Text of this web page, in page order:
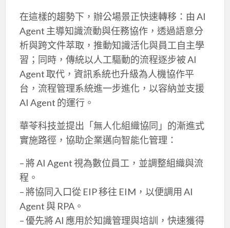
在這樣的趨勢下，辦公場景正快速轉移：由 AI
Agent 主導知識流動與任務協作，透過語意分
析與跨文件萃取，推動知識活化與員工自主學
習；同時，傳統以人工驅動的流程逐步被 AI
Agent 取代，資訊系統也升級為人機協作平
台，流程管理系統進一步進化，以容納並支援
AI Agent 的運行。
華苓科技並提出「無人化組織協同」的漸進式
實施路徑，協助企業邁向智能化管理：
– 將 AI Agent 視為數位員工，並調整組織與流
程。
– 將協同入口從 EIP 移往 EIM，以便調用 AI
Agent 與 RPA。
– 優先將 AI 應用於知識管理與培訓，快速獲得